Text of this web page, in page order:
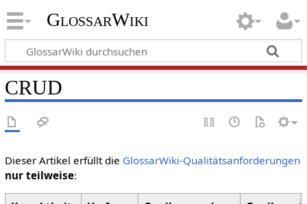
GlossarWiki
CRUD
Dieser Artikel erfüllt die GlossarWiki-Qualitätsanforderungen
nur teilweise: